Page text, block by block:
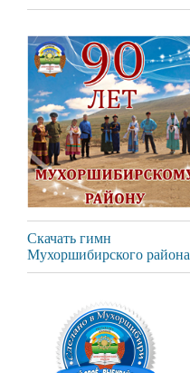
Скачать гимн
Мухоршибирского района